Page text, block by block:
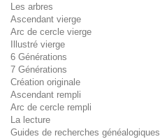
Les arbres
Ascendant vierge
Arc de cercle vierge
Illustré vierge
6 Générations
7 Générations
Création originale
Ascendant rempli
Arc de cercle rempli
La lecture
Guides de recherches généalogiques